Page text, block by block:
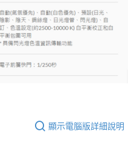
顯示電腦版詳細說明